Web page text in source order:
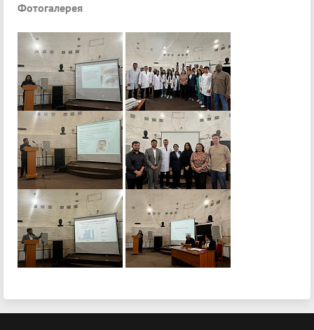
Фотогалерея